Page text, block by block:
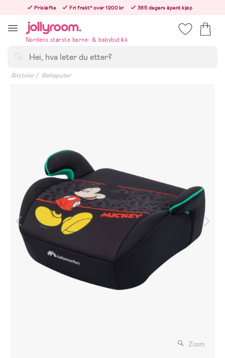
innehållet
Prisløfte Fri frakt* over 1200 kr
365 dagers åpent kjøp
Nordens største barne- & babybutikk
Bilstoler Belteputer
Zoom